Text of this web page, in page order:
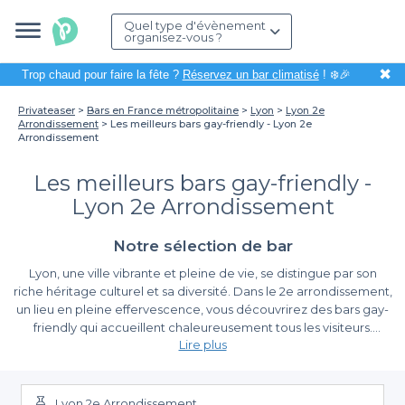
Quel type d'évènement
organisez-vous ?
Trop chaud pour faire la fête ? Réservez un bar climatisé! ❄️🎉 ✖
Privateaser Bars en France métropolitaine Lyon
Lyon 2e
Arrondissement
Les meilleurs bars gay-friendly - Lyon 2e
Arrondissement
Les meilleurs bars gay-friendly -
Lyon 2e Arrondissement
Notre sélection de bar
Lyon, une ville vibrante et pleine de vie, se distingue par son
riche héritage culturel et sa diversité. Dans le 2e arrondissement,
un lieu en pleine effervescence, vous découvrirez des bars gay-
friendly qui accueillent chaleureusement tous les visiteurs.
Organiser une soirée entre amis ou célébrer un événement
agréable qui allie plaisir et ouverture d'esprit.
Découvrez une offre variée
Lire plus